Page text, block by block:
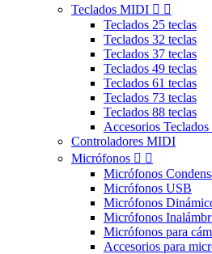
Teclados MIDI  
Teclados 25 teclas
Teclados 32 teclas
Teclados 37 teclas
Teclados 49 teclas
Teclados 61 teclas
Teclados 73 teclas
Teclados 88 teclas
Accesorios
Controladores MIDI
Micrófonos  
Micrófonos
Micrófonos USB
Micrófonos
Micrófonos
Micrófonos para
Accesorios para